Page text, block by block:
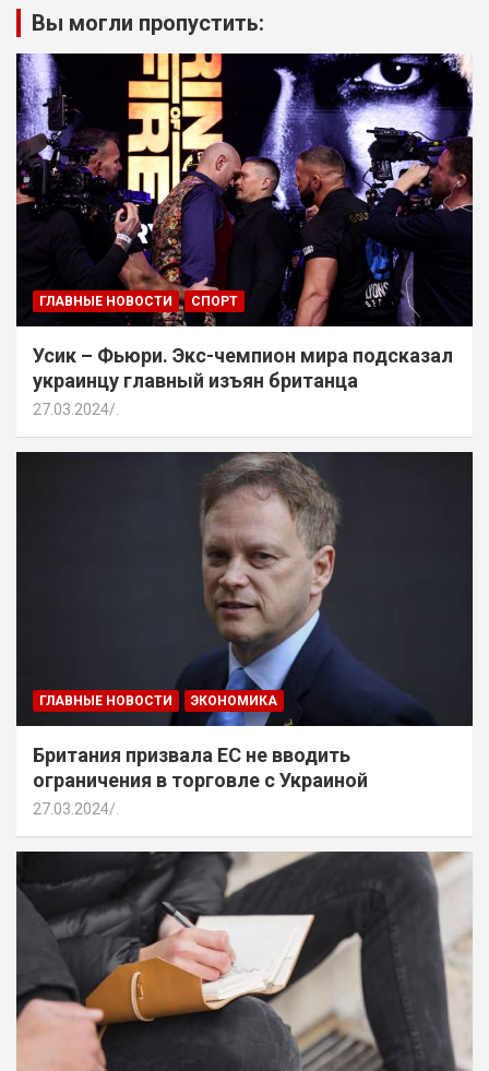
Вы могли пропустить:
ГЛАВНЫЕ НОВОСТИ СПОРТ
Усик – Фьюри. Экс-чемпион мира подсказал
украинцу главный изъян британца
27.03.2024 .
ГЛАВНЫЕ НОВОСТИ ЭКОНОМИКА
Британия призвала ЕС не вводить
ограничения в торговле с Украиной
27.03.2024